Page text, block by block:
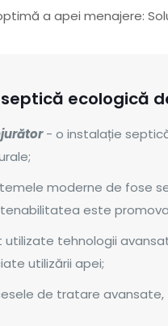
a apei menajere:
ecologică
- o instalație
moderne de fose
este
tehnologii
utilizării apei;
de tratare avansate,